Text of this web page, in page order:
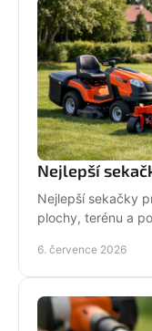
Nejlepší
Nejlepší sekačky
plochy, terénu a
6. července 2026